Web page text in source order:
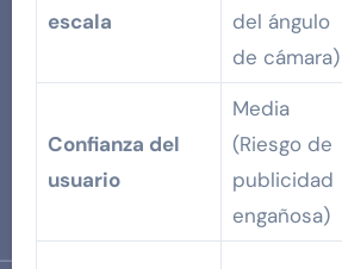
escala
del ángulo
de cámara)
Confianza del
usuario
Media
(Riesgo de
publicidad
engañosa)